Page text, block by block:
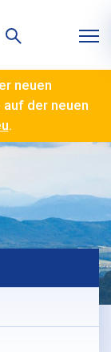
neuen
der neuen
.